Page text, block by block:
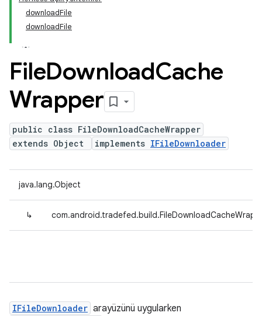
downloadFile
downloadFile
FileDownloadCache
Wrapper
public class FileDownloadCacheWrapper
extends Object
implements IFileDownloader
java.lang.Object
↳
IFileDownloader arayüzünü uygularken